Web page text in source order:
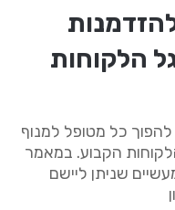
הלקוחות
כל מטופל למנוף
הקבוע. במאמר
שניתן ליישם